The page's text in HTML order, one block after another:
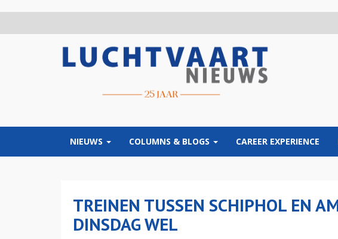
NIEUWS COLUMNS & BLOGS CAREER EXPERIENCE
TREINEN TUSSEN SCHIPHOL EN
DINSDAG WEL